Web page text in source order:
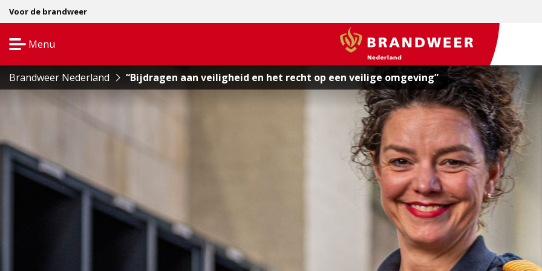
Voor de brandweer
Menu
navigatie
BrandweerNederland.nl
Brandweer Nederland “Bijdragen aan veiligheid en het recht op een veilige omgeving”